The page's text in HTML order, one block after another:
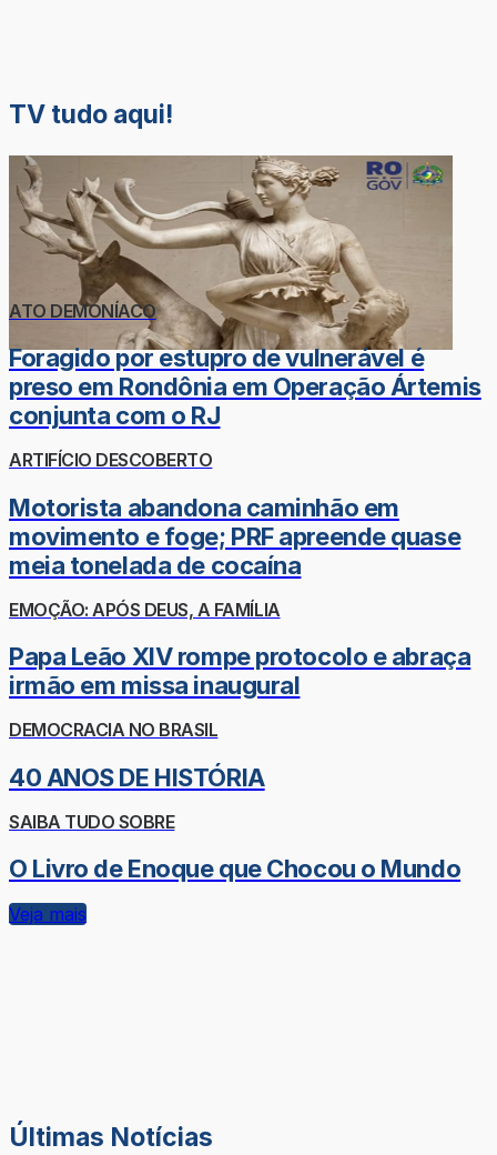
TV tudo aqui!
ATO DEMONÍACO
Foragido por estupro de vulnerável é
preso em Rondônia em Operação Ártemis
conjunta com o RJ
ARTIFÍCIO DESCOBERTO
Motorista abandona caminhão em
movimento e foge; PRF apreende quase
meia tonelada de cocaína
EMOÇÃO: APÓS DEUS, A FAMÍLIA
Papa Leão XIV rompe protocolo e abraça
irmão em missa inaugural
DEMOCRACIA NO BRASIL
40 ANOS DE HISTÓRIA
SAIBA TUDO SOBRE
O Livro de Enoque que Chocou o Mundo
Veja mais
Últimas Notícias